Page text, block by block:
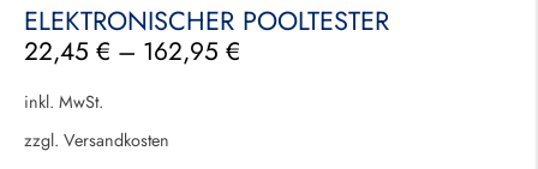
ELEKTRONISCHER POOLTESTER
22,45 € – 162,95 €
inkl. MwSt.
zzgl. Versandkosten